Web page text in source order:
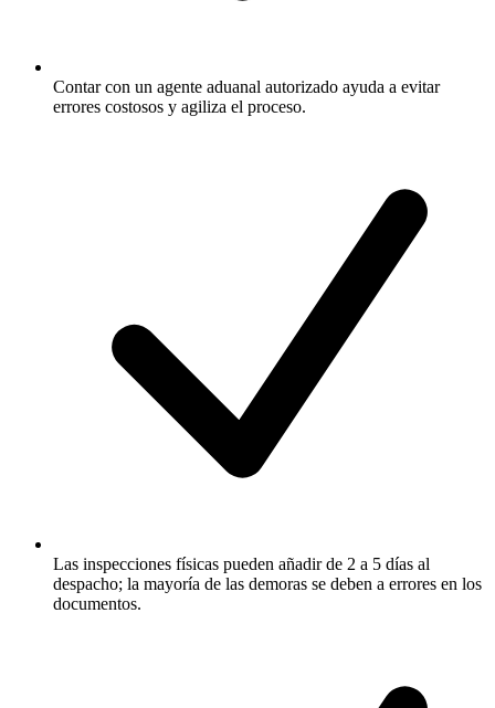
Contar con un agente aduanal autorizado ayuda a evitar
errores costosos y agiliza el proceso.
Las inspecciones físicas pueden añadir de 2 a 5 días al
despacho; la mayoría de las demoras se deben a errores en los
documentos.